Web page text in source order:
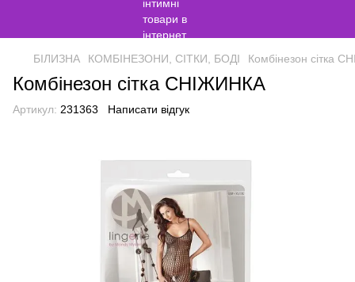
БІЛИЗНА КОМБІНЕЗОНИ, СІТКИ, БОДІ Комбінезон сітка
Комбінезон сітка СНІЖИНКА
Артикул: 231363 Написати відгук